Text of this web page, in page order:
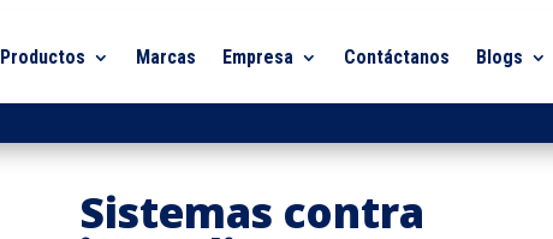
Productos Marcas Empresa Contáctanos Blogs
Sistemas contra